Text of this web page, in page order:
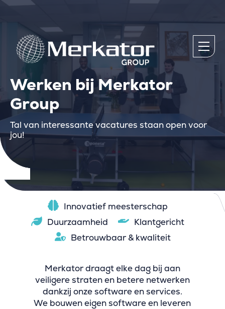
Werken bij Merkator
Group
Tal van interessante vacatures staan open voor
jou!
Innovatief meesterschap
Duurzaamheid
Klantgericht
Betrouwbaar & kwaliteit
Merkator draagt elke dag bij aan
veiligere straten en betere netwerken
dankzij onze software en services.
We bouwen eigen software en leveren